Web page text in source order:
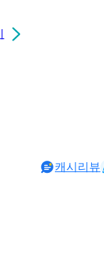
캐시리뷰